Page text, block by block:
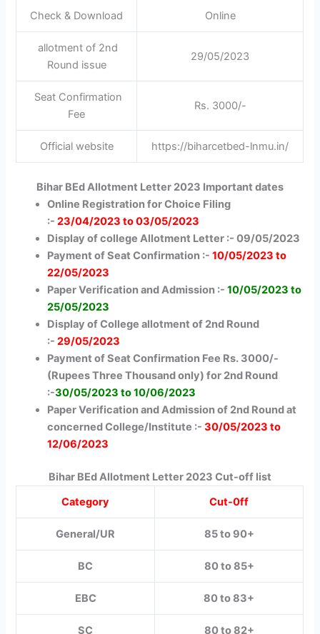
Check & Download Online
allotment of 2nd
Round issue
29/05/2023
Seat Confirmation
Fee
Rs. 3000/-
Official website https://biharcetbed-lnmu.in/
Bihar BEd Allotment Letter 2023 Important dates
Online Registration for Choice Filing
:-23/04/2023 to 03/05/2023
Display of college Allotment Letter :- 09/05/2023
Payment of Seat Confirmation :-10/05/2023 to
22/05/2023
Paper Verification and Admission :-10/05/2023 to
25/05/2023
Display of College allotment of 2nd Round
:-29/05/2023
Payment of Seat Confirmation Fee Rs. 3000/-
(Rupees Three Thousand only) for 2nd Round
:-30/05/2023 to 10/06/2023
Paper Verification and Admission of 2nd Round at
concerned College/Institute :-30/05/2023 to
12/06/2023
Bihar BEd Allotment Letter 2023 Cut-off list
Category
Cut-0ff
General/UR 85 to 90+
BC 80 to 85+
EBC 80 to 83+
SC 80 to 82+